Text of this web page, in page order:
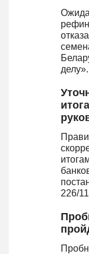
делу».
226/